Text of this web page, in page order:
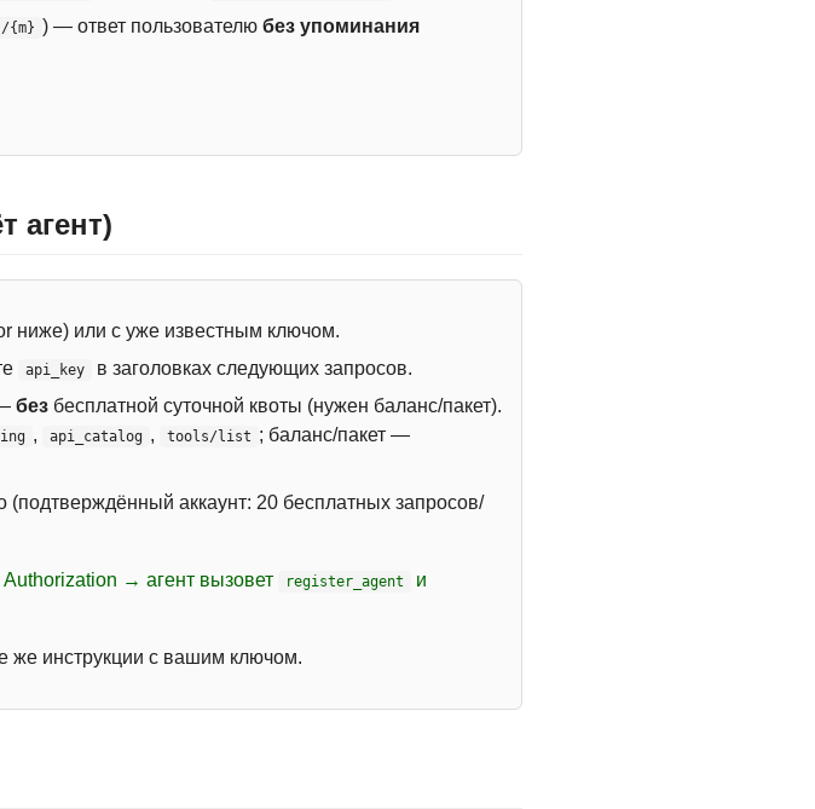
{m} ) — ответ пользователю без упоминания
агент)
ниже) или с уже известным ключом.
api_key
в заголовках следующих запросов.
без бесплатной суточной квоты (нужен баланс/пакет).
, api_catalog , tools/list ; баланс/пакет —
аккаунт: 20 бесплатных запросов/
→ агент вызовет register_agent
и
же инструкции с вашим ключом.